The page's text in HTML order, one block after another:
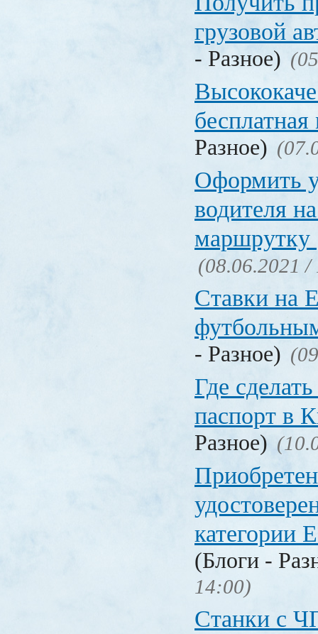
грузовой
- Разное)
Разное)
Оформить
водителя
маршрутку
(08.06.2021 /
Ставки на
- Разное)
Где
паспорт в
Разное)
категории
(Блоги -
14:00)
Станки с